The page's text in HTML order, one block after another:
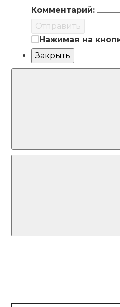
Комментарий:
Отправить
Нажимая на
Закрыть